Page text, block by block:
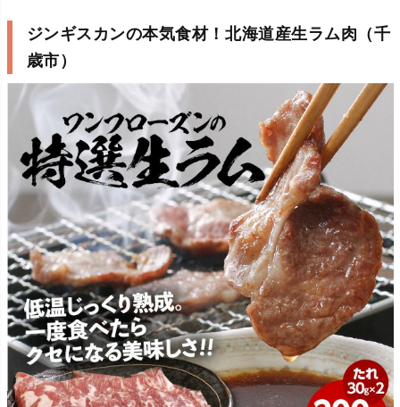
ジンギスカンの本気食材！北海道産生ラム肉（千
歳市）